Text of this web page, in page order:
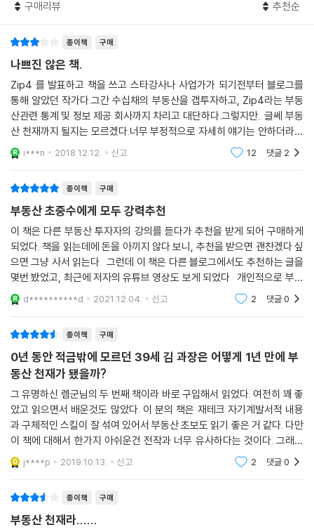
--- 본문 중에서
칙별로 정리해놓은 것이다. 가격 사이클과 매매가/전세가, 입주 물량으로
투자 포인트 분석 방법, 빅데이터를 활용해 저평가된 아파트를 찾는 방법
까지 내 집 마련과 투자를 한 번에 해결하는 투자법이 이 책에 담겨 있다.
특히 저자는 특정인만 할 수 있는 구체적인 사례 대신에 데이터로 정리해
서 말할 수 있는 원칙들을 설명하고 싶었다고 한다. 이 책은 그런 의미에서
조금은 친절하지 않은데, 도표들도 많고 외워야(?) 하는 내용들도 많이 담
고 있다. 그러나 누구나 공부를 처음 할 때는 기본적인 이해 이외에도 암기
가 필요한 것처럼 기초를 쌓는다는 마음으로 이 책을 읽는다면 절대 흔들
에 돈과 시간에 자유로운 인생을 만들고 싶다는 소망을 가진 사람들이라면
구매리뷰 추천순
종이책 구매
나쁘진 않은 책.
Zip4 를 발표하고 책을 쓰고 스타강사나 사업가가 되기전부터 블로그를
통해 알았던 작가다.그간 수십채의 부동산을 갭투자하고, Zip4라는 부동
산관련 통계 및 정보 제공 회사까지 차리고 대단하다.그렇지만.. 글쎄 부동
산 천재까지 될지는 모르겠다.너무 부정적으로 자세히 얘기는 안하더라도
경험이 그리 길지 않다.일례로 한 챕터의 설명이 30여년간 부동산이 우상
향이라서 앞으로도
i***n 2018.12.12. 신고 12 댓글 2
종이책 구매
부동산 초중수에게 모두 강력추천
이 책은 다른 부동산 투자자의 강의를 듣다가 추천을 받게 되어 구매하게
되었다. 책을 읽는데에 돈을 아끼지 않다 보니, 추천을 받으면 괜찬겠다 싶
으면 그냥 사서 읽는다 그런데 이 책은 다른 블로그에서도 추천하는 글을
몇번 봤었고, 최근에 저자의 유튜브 영상도 보게 되었다 개인적으로 부동
산 관련책을 최근 몇달동안 수십권은 읽었는데, 5-10손가락 안에는 무조
건 드는
d**********d 2021.12.04. 신고 2 댓글0
종이책 구매
0년 동안 적금밖에 모르던 39세 김 과장은 어떻게 1년 만에 부
동산 천재가 됐을까?
그 유명하신 렘군님의 두 번째 책이라 바로 구입해서 읽었다. 여전히 꽤 좋
았고 읽으면서 배운것도 많았다. 이 분의 책은 재테크 자기계발서적 내용
과 구체적인 스킬이 잘 섞여 있어서 부동산 초보도 읽기 좋은 거 같다. 다만
이 책에 대해서 한가지 아쉬운건 전작과 너무 유사하다는 것이다. 그래서
별 하나 뺐다. 부동산 시작 책으로 추천할 만한 책. 이 책으로 시작해서 여
기 나온 스
j****p 2019.10.13. 신고 2 댓글0
종이책 구매
부동산 천재라......